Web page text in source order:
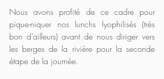
Nous avons profité de ce cadre pour
pique-niquer nos lunchs lyophilisés (très
bon d’ailleurs) avant de nous diriger vers
les berges de la rivière pour la seconde
étape de la journée.